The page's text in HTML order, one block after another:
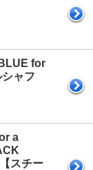
for
ャフ
a
スチー